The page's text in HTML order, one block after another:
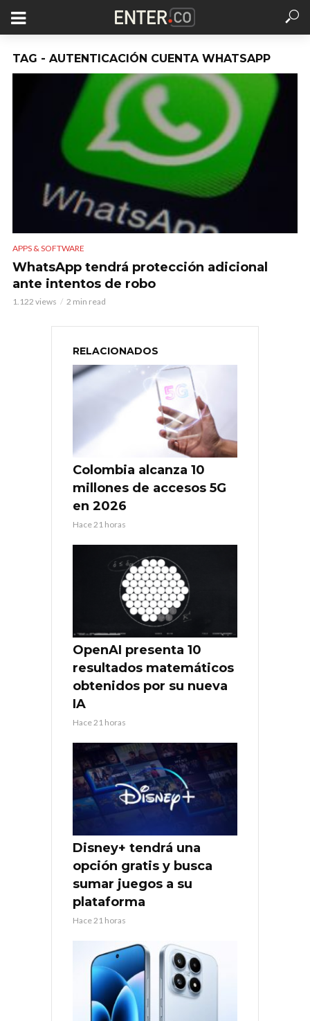
TAG - AUTENTICACIÓN CUENTA WHATSAPP
APPS & SOFTWARE
WhatsApp tendrá protección adicional
ante intentos de robo
1.122 views 2 min read
RELACIONADOS
Colombia alcanza 10
millones de accesos 5G
en 2026
Hace 21 horas
OpenAI presenta 10
resultados matemáticos
obtenidos por su nueva
IA
Hace 21 horas
Disney+ tendrá una
opción gratis y busca
sumar juegos a su
plataforma
Hace 21 horas